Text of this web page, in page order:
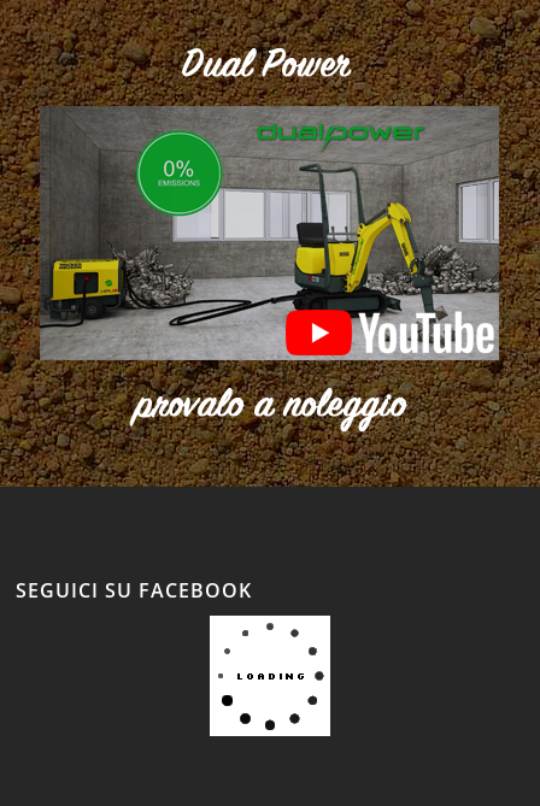
SEGUICI SU FACEBOOK